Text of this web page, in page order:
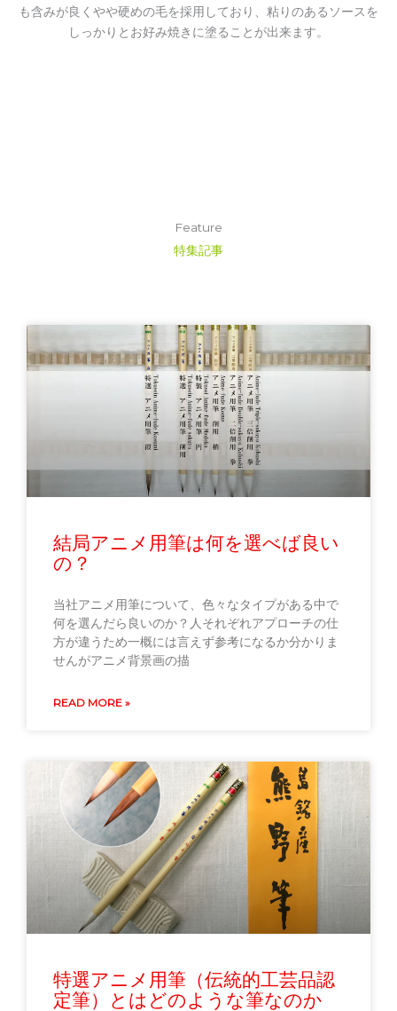
も含みが良くやや硬めの毛を採用しており、粘りのあるソースを
しっかりとお好み焼きに塗ることが出来ます。
Feature
特集記事
結局アニメ用筆は何を選べば良い
の？
当社アニメ用筆について、色々なタイプがある中で
何を選んだら良いのか？人それぞれアプローチの仕
方が違うため一概には言えず参考になるか分かりま
せんがアニメ背景画の描
READ MORE »
特選アニメ用筆（伝統的工芸品認
定筆）とはどのような筆なのか